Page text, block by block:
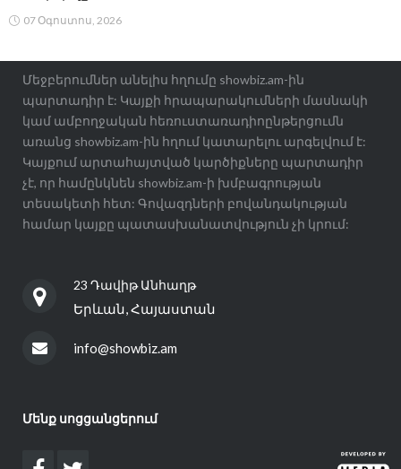
07 Օգոստոս, 2026
Մեջբերումներ անելիս հղումը showbiz.am-ին
պարտադիր է: Կայքի հրապարակումների մասնակի
կամ ամբողջական հեռուստառադիոընթերցումն
առանց showbiz.am-ին հղում կատարելու արգելվում է:
Կայքում արտահայտված կարծիքները պարտադիր
չէ, որ համընկնեն showbiz.am-ի խմբագրության
տեսակետի հետ: Գովազդների բովանդակության
համար կայքը պատասխանատվություն չի կրում:
23 Դավիթ Անհաղթ
Երևան, Հայաստան
info@showbiz.am
Մենք սոցցանցերում